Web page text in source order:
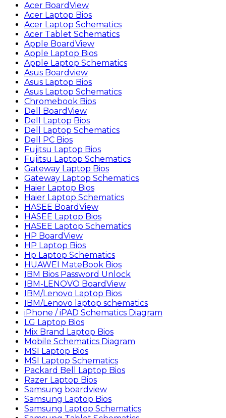
Acer BoardView
Acer Laptop Bios
Acer Laptop Schematics
Acer Tablet Schematics
Apple BoardView
Apple Laptop Bios
Apple Laptop Schematics
Asus Boardview
Asus Laptop Bios
Asus Laptop Schematics
Chromebook Bios
Dell BoardView
Dell Laptop Bios
Dell Laptop Schematics
Dell PC Bios
Fujitsu Laptop Bios
Fujitsu Laptop Schematics
Gateway Laptop Bios
Gateway Laptop Schematics
Haier Laptop Bios
Haier Laptop Schematics
HASEE BoardView
HASEE Laptop Bios
HASEE Laptop Schematics
HP BoardView
HP Laptop Bios
Hp Laptop Schematics
HUAWEI MateBook Bios
IBM Bios Password Unlock
IBM-LENOVO BoardView
IBM/Lenovo Laptop Bios
IBM/Lenovo laptop schematics
iPhone / iPAD Schematics Diagram
LG Laptop Bios
Mix Brand Laptop Bios
Mobile Schematics Diagram
MSI Laptop Bios
MSI Laptop Schematics
Packard Bell Laptop Bios
Razer Laptop Bios
Samsung boardview
Samsung Laptop Bios
Samsung Laptop Schematics